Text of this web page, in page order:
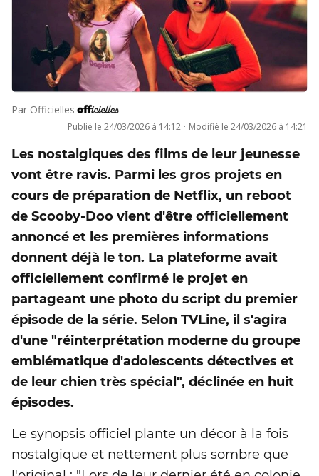
Par Officielles
Publié le 24/03/2026 à 14:12 · Modifié le 24/03/2026 à 14:21
Les nostalgiques des films de leur jeunesse
vont être ravis. Parmi les gros projets en
cours de préparation de Netflix, un reboot
de Scooby-Doo vient d'être officiellement
annoncé et les premières informations
donnent déjà le ton. La plateforme avait
officiellement confirmé le projet en
partageant une photo du script du premier
épisode de la série. Selon TVLine, il s'agira
d'une "réinterprétation moderne du groupe
emblématique d'adolescents détectives et
de leur chien très spécial", déclinée en huit
épisodes.
Le synopsis officiel plante un décor à la fois
nostalgique et nettement plus sombre que